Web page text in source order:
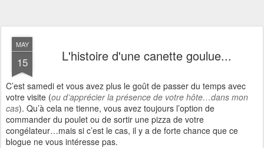
MAY
15 L'histoire d'une canette goulue...
C’est samedi et vous avez plus le goût de passer du temps avec
votre visite (ou d’apprécier la présence de votre hôte…dans mon
cas). Qu’à cela ne tienne, vous avez toujours l’option de
commander du poulet ou de sortir une pizza de votre
congélateur…mais si c’est le cas, il y a de forte chance que ce
blogue ne vous intéresse pas.